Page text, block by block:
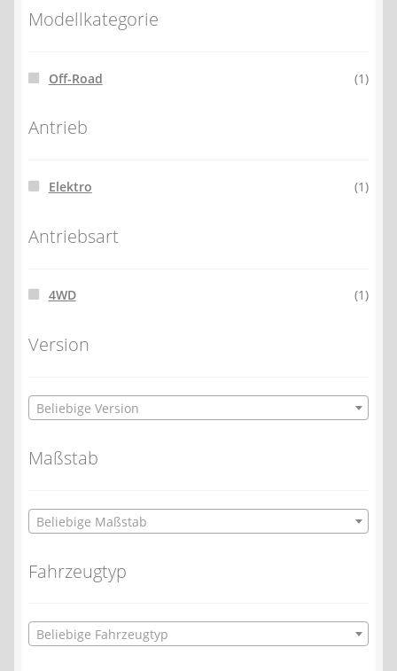
Modellkategorie
Off-Road (1)
Antrieb
Elektro (1)
Antriebsart
4WD (1)
Version
Beliebige Version
Maßstab
Beliebige Maßstab
Fahrzeugtyp
Beliebige Fahrzeugtyp